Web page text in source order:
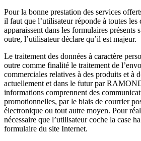
Pour la bonne prestation des services
il faut que l’utilisateur réponde à toutes les
apparaissent dans les formulaires présents
outre, l’utilisateur déclare qu’il est majeur.
Le traitement des données à caractère
outre comme finalité le traitement de
commerciales relatives à des produits et à
actuellement et dans le futur par
informations comprennent des
promotionnelles, par le biais de courrier
électronique ou tout autre moyen. Pour
nécessaire que l’utilisateur coche la case
formulaire du site Internet.